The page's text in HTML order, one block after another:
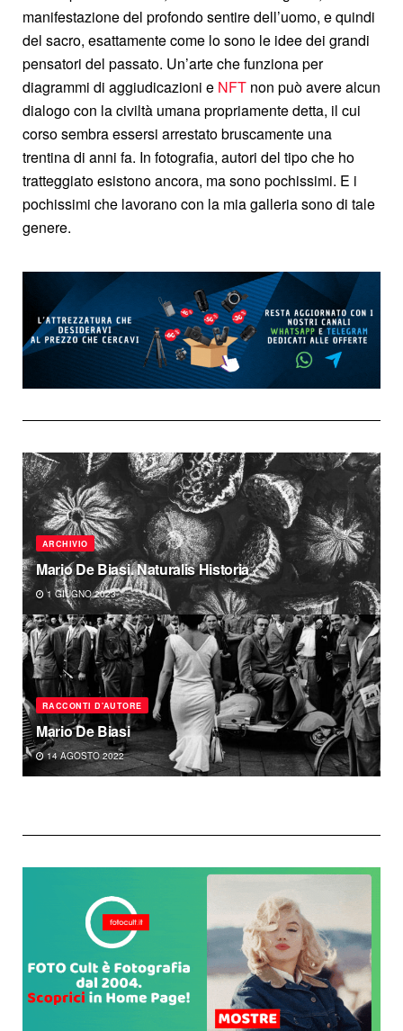
manifestazione del profondo sentire dell’uomo, e quindi
del sacro, esattamente come lo sono le idee dei grandi
pensatori del passato. Un’arte che funziona per
diagrammi di aggiudicazioni e NFT non può avere alcun
dialogo con la civiltà umana propriamente detta, il cui
corso sembra essersi arrestato bruscamente una
trentina di anni fa. In fotografia, autori del tipo che ho
tratteggiato esistono ancora, ma sono pochissimi. E i
pochissimi che lavorano con la mia galleria sono di tale
genere.
ARCHIVIO
Mario De Biasi. Naturalis Historia
1 GIUGNO 2023
RACCONTI D'AUTORE
Mario De Biasi
14 AGOSTO 2022